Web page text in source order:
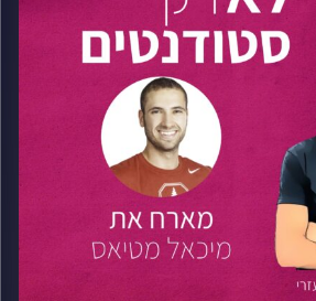
מנהל מוצר בחברתאטלסהמפתחת
ולמגזר הציבורי. בנוסף הוא אנליסט
אבל כששואלים את נעם מה הוא עושה
מנהל השקעות – של הזמן שלו.
והקריירה. מה זה אומר מנהל
כללי ובפרט בקרן הון סיכון. והחלק
בין השניים שם נצלול אל מערכת
בחירת הקורסים באוניברסיטה, איך
בקריירה ובחיים האישיים